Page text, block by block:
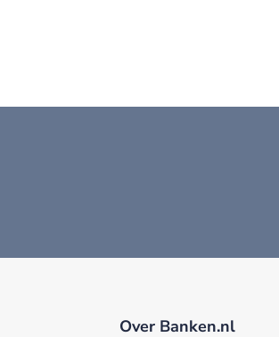
Over Banken.nl